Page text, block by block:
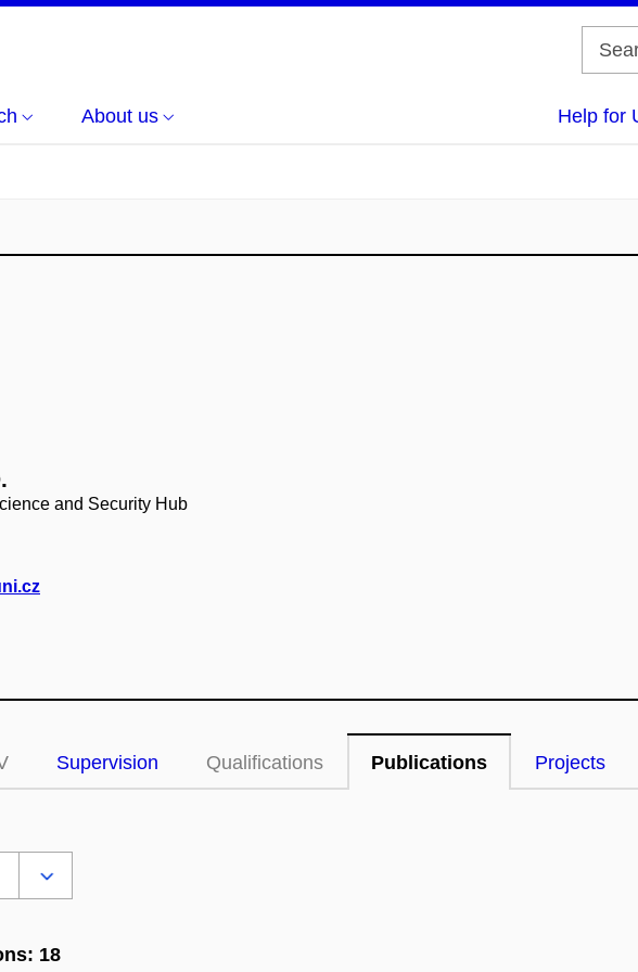
About us Help for
and Security Hub
Supervision Qualifications Publications Projects
18